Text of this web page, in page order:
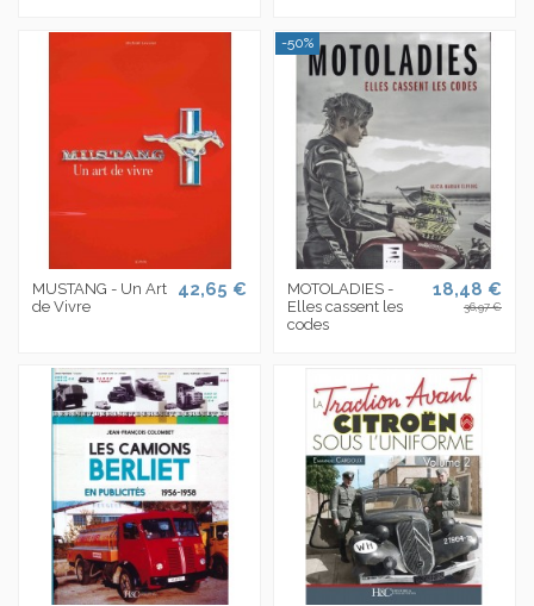
MUSTANG - Un Art
de Vivre
42,65 €
-50%
MOTOLADIES -
Elles cassent les
codes
18,48 €
36,97 €